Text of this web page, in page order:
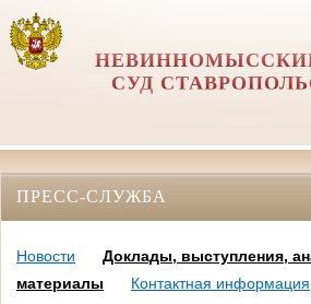
СУД
ПРЕСС-СЛУЖБА
Новости
Доклады, выступления,
материалы
Контактная информация